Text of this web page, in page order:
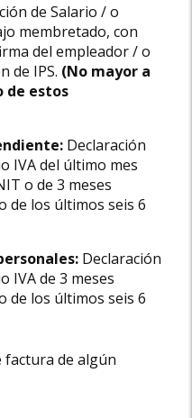
de Salario / o
membretado, con
del empleador / o
de IPS. (No mayor a
de estos
Declaración
IVA del último mes
o de 3 meses
de los últimos seis 6
Declaración
IVA de 3 meses
de los últimos seis 6
factura de algún